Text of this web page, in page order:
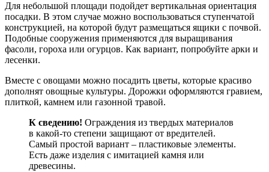
Для небольшой площади подойдет вертикальная ориентация
посадки. В этом случае можно воспользоваться ступенчатой
конструкцией, на которой будут размещаться ящики с почвой.
Подобные сооружения применяются для выращивания
фасоли, гороха или огурцов. Как вариант, попробуйте арки и
лесенки.
Вместе с овощами можно посадить цветы, которые красиво
дополнят овощные культуры. Дорожки оформляются гравием,
плиткой, камнем или газонной травой.
К сведению! Ограждения из твердых материалов
в какой-то степени защищают от вредителей.
Самый простой вариант – пластиковые элементы.
Есть даже изделия с имитацией камня или
древесины.